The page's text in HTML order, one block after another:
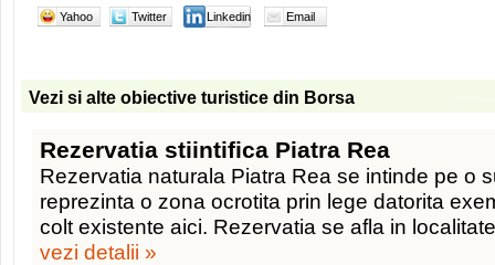
Yahoo Twitter Linkedin Email
Vezi si alte obiective turistice din Borsa
Rezervatia stiintifica Piatra Rea
Rezervatia naturala Piatra Rea se intinde pe o
reprezinta o zona ocrotita prin lege datorita
colt existente aici. Rezervatia se afla in
vezi detalii »